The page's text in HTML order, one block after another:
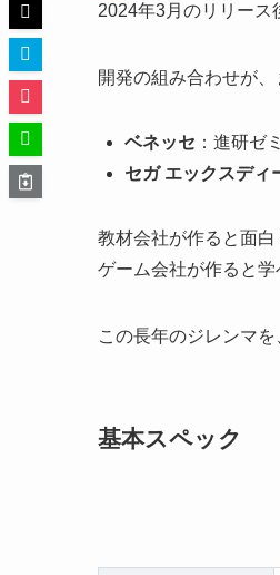
2024年3月のリリース
開発の組み合わせが、
ベネッセ ：進研ゼ
セガ エックスディ
教材会社が作ると面白
ゲーム会社が作ると学
この長年のジレンマ
基本スペック